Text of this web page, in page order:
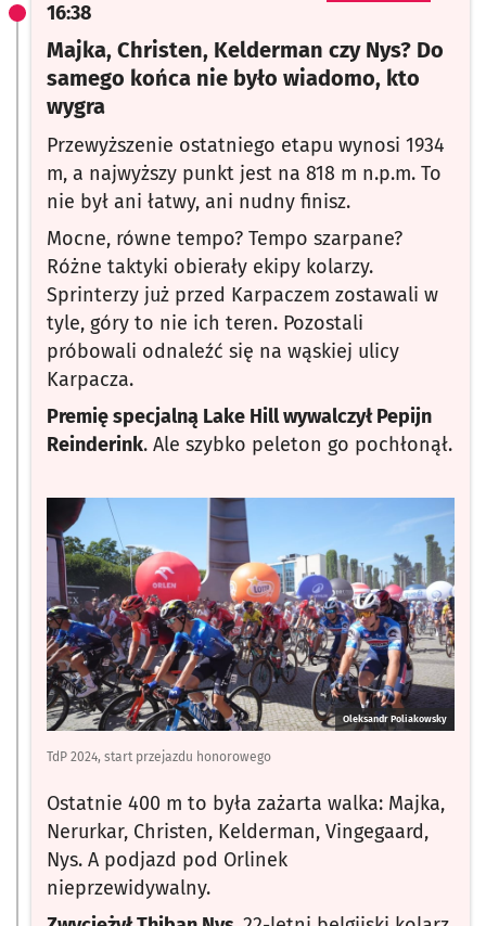
16:38
Majka, Christen, Kelderman czy Nys? Do
samego końca nie było wiadomo, kto
wygra
Przewyższenie ostatniego etapu wynosi 1934
m, a najwyższy punkt jest na 818 m n.p.m. To
nie był ani łatwy, ani nudny finisz.
Mocne, równe tempo? Tempo szarpane?
Różne taktyki obierały ekipy kolarzy.
Sprinterzy już przed Karpaczem zostawali w
tyle, góry to nie ich teren. Pozostali
próbowali odnaleźć się na wąskiej ulicy
Karpacza.
Premię specjalną Lake Hill wywalczył Pepijn
Reinderink. Ale szybko peleton go pochłonął.
Oleksandr Poliakowsky
TdP 2024, start przejazdu honorowego
Ostatnie 400 m to była zażarta walka: Majka,
Nerurkar, Christen, Kelderman, Vingegaard,
Nys. A podjazd pod Orlinek
nieprzewidywalny.